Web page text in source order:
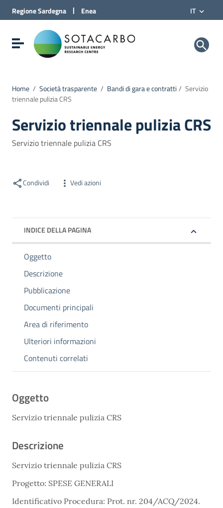
Vai al Contenuto
Vai alla navigazione del sito
Vai al Footer
RegioneSardegna | Enea IT
Visualizza/nascondi menu di navigazioneSotacarbo SpA
Home / Società trasparente / Bandi di gara e contratti / Servizio
triennale pulizia CRS
Servizio triennale pulizia CRS
Servizio triennale pulizia CRS
Condividi Vedi azioni
INDICE DELLA PAGINA
Oggetto
Descrizione
Pubblicazione
Documenti principali
Area di riferimento
Ulteriori informazioni
Contenuti correlati
Oggetto
Servizio triennale pulizia CRS
Descrizione
Servizio triennale pulizia CRS
Progetto: SPESE GENERALI
Identificativo Procedura: Prot. nr. 204/ACQ/2024.